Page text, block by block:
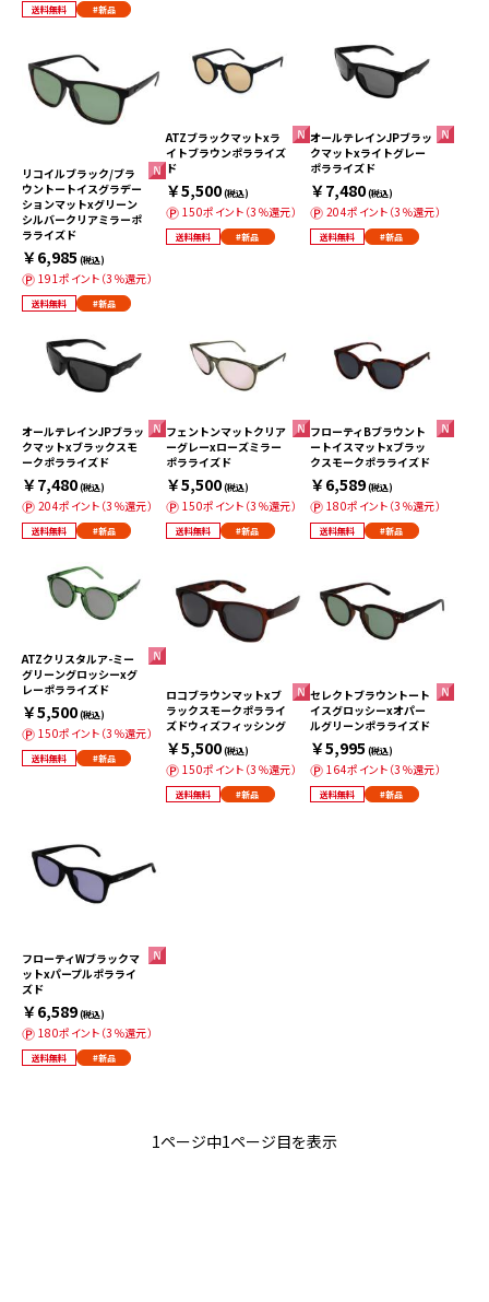
送料無料 #新品
リコイルブラック/ブラ
ウントートイスグラデー
ションマットxグリーン
シルバークリアミラーポ
ラライズド
￥6,985 (税込)
191ポイント（3％還元）
送料無料 #新品
ATZブラックマットxラ
イトブラウンポラライズ
ド
￥5,500(税込)
150ポイント（3％還元）
送料無料 #新品
オールテレインJPブラッ
クマットxライトグレー
ポラライズド
￥7,480(税込)
204ポイント（3％還元）
送料無料 #新品
オールテレインJPブラッ
クマットxブラックスモ
ークポラライズド
￥7,480(税込)
204ポイント（3％還元）
送料無料 #新品
フェントンマットクリア
ーグレーxローズミラー
ポラライズド
￥5,500(税込)
150ポイント（3％還元）
送料無料 #新品
フローティBブラウント
ートイスマットxブラッ
クスモークポラライズド
￥6,589(税込)
180ポイント（3％還元）
送料無料 #新品
ATZクリスタルア-ミー
グリーングロッシーxグ
レーポラライズド
￥5,500(税込)
150ポイント（3％還元）
送料無料 #新品
ロコブラウンマットxブ
ラックスモークポラライ
ズドウィズフィッシング
￥5,500(税込)
150ポイント（3％還元）
送料無料 #新品
セレクトブラウントート
イスグロッシーxオパー
ルグリーンポラライズド
￥5,995 (税込)
164ポイント（3％還元）
送料無料 #新品
フローティWブラックマ
ットxパープルポラライ
ズド
￥6,589(税込)
180ポイント（3％還元）
送料無料 #新品
1ページ中1ページ目を表示